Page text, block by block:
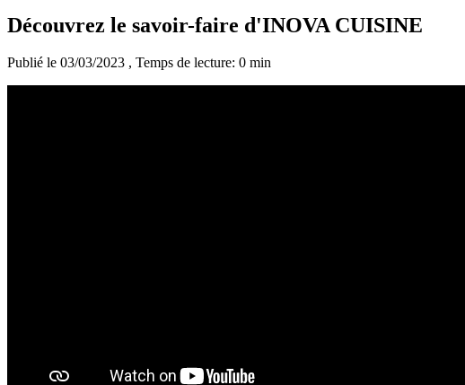
Découvrez le savoir-faire d'INOVA CUISINE
Publié le 03/03/2023 , Temps de lecture: 0 min